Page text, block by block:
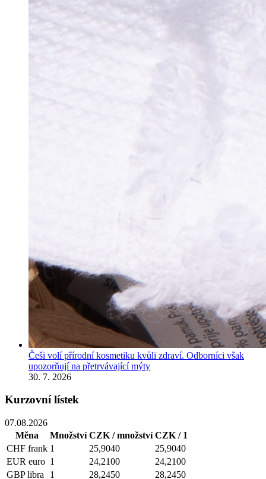
Češi volí přírodní kosmetiku kvůli zdraví. Odborníci však
upozorňují na přetrvávající mýty
30. 7. 2026
Kurzovní lístek
07.08.2026
Měna
Množství CZK / množství CZK / 1
CHF frank 1 25,9040
25,9040
EUR euro 1 24,2100
24,2100
GBP libra 1 28,2450 28,2450